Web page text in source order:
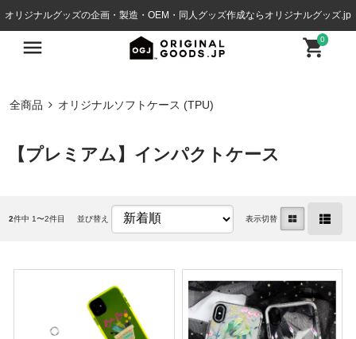
オリジナルグッズの企画・製造・OEM・同人グッズ作成ならオリジナルグッズ.jp
0
全商品 オリジナルソフトケース (TPU)
【プレミアム】インパクトケース
2件中 1〜2件目 並び替え 表示切替